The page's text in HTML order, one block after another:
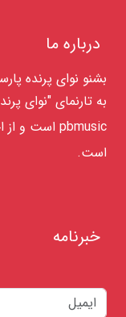
درباره ما
بشنو نوای پرنده
به تارنمای "نوای
است.
خبرنامه